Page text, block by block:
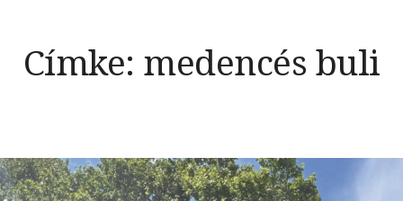
Címke: medencés buli